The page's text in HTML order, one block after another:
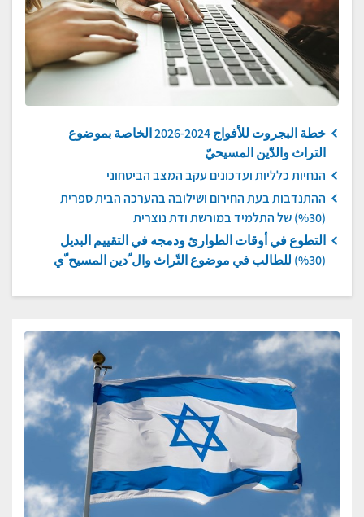
خطة البجروت للأفواج 2024-2026 الخاصة بموضوع
التراث والدّين المسيحيّ
הנחיות כלליות ועדכונים עקב המצב הביטחוני
ההתנדבות בעת החירום ושילובה בהערכה הבית ספרית
(%30) של התלמיד במורשת ודת נוצרית
التطوع في أوقات الطوارئ ودمجه في التقييم البديل
(30%) للطالب في موضوع التّراث وال ّدين المسيح ّي